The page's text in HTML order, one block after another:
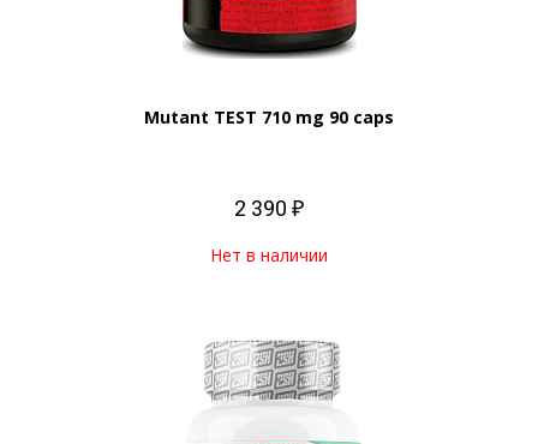
Mutant TEST 710 mg 90 caps
2 390 ₽
Нет в наличии